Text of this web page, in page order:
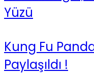
Yüzü
Kung Fu
Paylaşıldı !